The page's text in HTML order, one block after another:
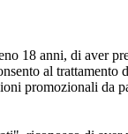
18 anni, di aver
al trattamento
promozionali da